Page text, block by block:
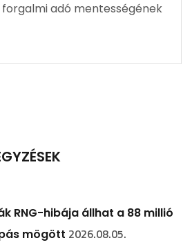
adó mentességének
RNG-hibája állhat a 88 millió
mögött 2026.08.05.